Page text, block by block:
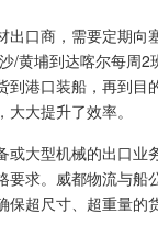
出口商，需要定期
/黄埔到达喀尔每周
到港口装船，再到
大提升了效率。
或大型机械的出口
要求。威都物流与
保超尺寸、超重量